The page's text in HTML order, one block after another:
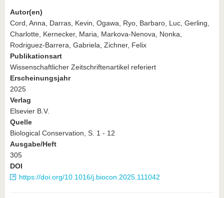
Autor(en)
Cord, Anna, Darras, Kevin, Ogawa, Ryo, Barbaro, Luc, Gerling,
Charlotte, Kernecker, Maria, Markova-Nenova, Nonka,
Rodriguez-Barrera, Gabriela, Zichner, Felix
Publikationsart
Wissenschaftlicher Zeitschriftenartikel referiert
Erscheinungsjahr
2025
Verlag
Elsevier B.V.
Quelle
Biological Conservation, S. 1 - 12
Ausgabe/Heft
305
DOI
https://doi.org/10.1016/j.biocon.2025.111042